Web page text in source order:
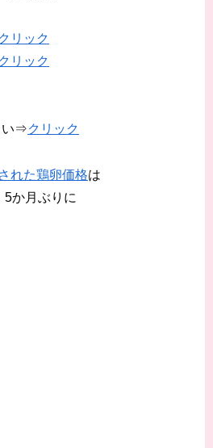
クリック
クリック
い⇒クリック
れた鶏卵価格は
5か月ぶりに